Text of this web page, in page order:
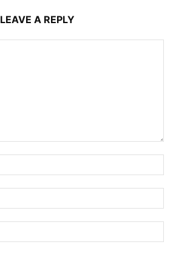
LEAVE A REPLY